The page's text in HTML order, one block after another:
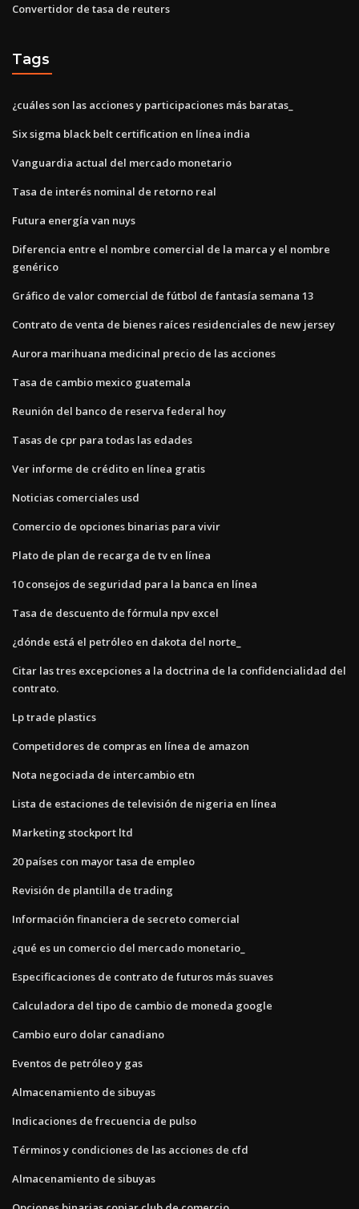
Convertidor de tasa de reuters
Tags
¿cuáles son las acciones y participaciones más baratas_
Six sigma black belt certification en línea india
Vanguardia actual del mercado monetario
Tasa de interés nominal de retorno real
Futura energía van nuys
Diferencia entre el nombre comercial de la marca y el nombre
genérico
Gráfico de valor comercial de fútbol de fantasía semana 13
Contrato de venta de bienes raíces residenciales de new jersey
Aurora marihuana medicinal precio de las acciones
Tasa de cambio mexico guatemala
Reunión del banco de reserva federal hoy
Tasas de cpr para todas las edades
Ver informe de crédito en línea gratis
Noticias comerciales usd
Comercio de opciones binarias para vivir
Plato de plan de recarga de tv en línea
10 consejos de seguridad para la banca en línea
Tasa de descuento de fórmula npv excel
¿dónde está el petróleo en dakota del norte_
Citar las tres excepciones a la doctrina de la confidencialidad del
contrato.
Lp trade plastics
Competidores de compras en línea de amazon
Nota negociada de intercambio etn
Lista de estaciones de televisión de nigeria en línea
Marketing stockport ltd
20 países con mayor tasa de empleo
Revisión de plantilla de trading
Información financiera de secreto comercial
¿qué es un comercio del mercado monetario_
Especificaciones de contrato de futuros más suaves
Calculadora del tipo de cambio de moneda google
Cambio euro dolar canadiano
Eventos de petróleo y gas
Almacenamiento de sibuyas
Indicaciones de frecuencia de pulso
Términos y condiciones de las acciones de cfd
Almacenamiento de sibuyas